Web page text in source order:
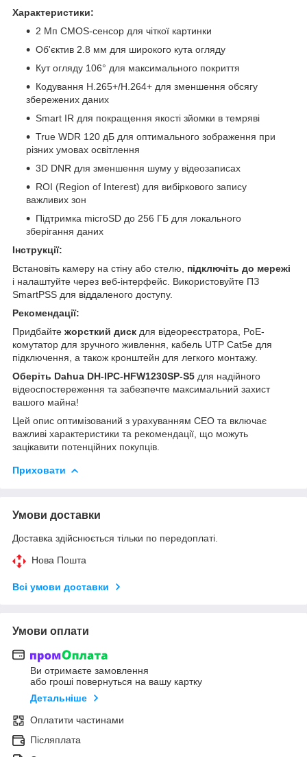
Характеристики:
2 Мп CMOS-сенсор для чіткої картинки
Об'єктив 2.8 мм для широкого кута огляду
Кут огляду 106° для максимального покриття
Кодування H.265+/H.264+ для зменшення обсягу
збережених даних
Smart IR для покращення якості зйомки в темряві
True WDR 120 дБ для оптимального зображення при
різних умовах освітлення
3D DNR для зменшення шуму у відеозаписах
ROI (Region of Interest) для вибіркового запису
важливих зон
Підтримка microSD до 256 ГБ для локального
зберігання даних
Інструкції:
Встановіть камеру на стіну або стелю, підключіть до мережі
і налаштуйте через веб-інтерфейс. Використовуйте ПЗ
SmartPSS для віддаленого доступу.
Рекомендації:
Придбайте жорсткий диск для відеореєстратора, PoE-
комутатор для зручного живлення, кабель UTP Cat5e для
підключення, а також кронштейн для легкого монтажу.
Оберіть Dahua DH-IPC-HFW1230SP-S5 для надійного
відеоспостереження та забезпечте максимальний захист
вашого майна!
Цей опис оптимізований з урахуванням СЕО та включає
важливі характеристики та рекомендації, що можуть
зацікавити потенційних покупців.
Приховати
Умови доставки
Доставка здійснюється тільки по передоплаті.
Нова Пошта
Всі умови доставки
Умови оплати
Ви отримаєте замовлення
або гроші повернуться на вашу картку
Детальніше
Оплатити частинами
Післяплата